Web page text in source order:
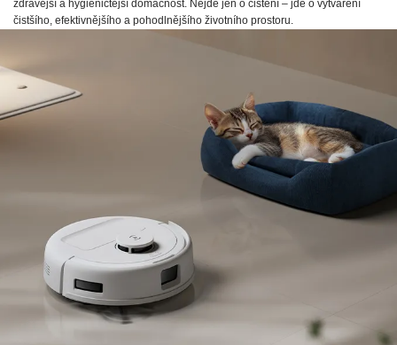
zdravější a hygieničtější domácnost. Nejde jen o čištění – jde o vytváření
čistšího, efektivnějšího a pohodlnějšího životního prostoru.